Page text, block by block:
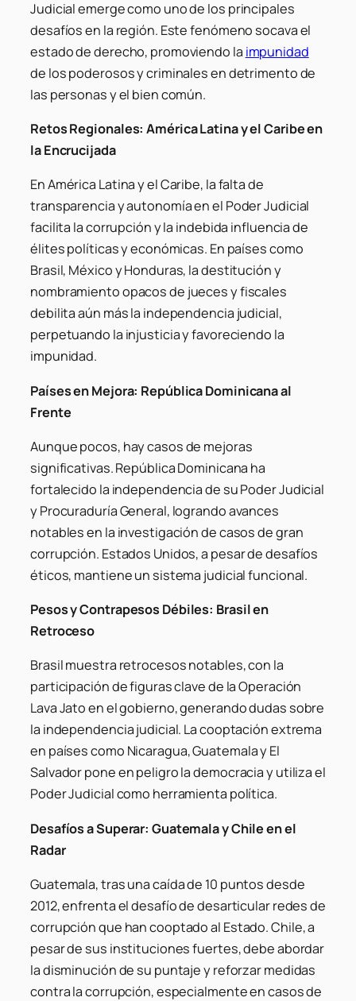
Judicial emerge como uno de los principales
desafíos en la región. Este fenómeno socava el
estado de derecho, promoviendo la impunidad
de los poderosos y criminales en detrimento de
las personas y el bien común.
Retos Regionales: América Latina y el Caribe en
la Encrucijada
En América Latina y el Caribe, la falta de
transparencia y autonomía en el Poder Judicial
facilita la corrupción y la indebida influencia de
élites políticas y económicas. En países como
Brasil, México y Honduras, la destitución y
nombramiento opacos de jueces y fiscales
debilita aún más la independencia judicial,
perpetuando la injusticia y favoreciendo la
impunidad.
Países en Mejora: República Dominicana al
Frente
Aunque pocos, hay casos de mejoras
significativas. República Dominicana ha
fortalecido la independencia de su Poder Judicial
y Procuraduría General, logrando avances
notables en la investigación de casos de gran
corrupción. Estados Unidos, a pesar de desafíos
éticos, mantiene un sistema judicial funcional.
Pesos y Contrapesos Débiles: Brasil en
Retroceso
Brasil muestra retrocesos notables, con la
participación de figuras clave de la Operación
Lava Jato en el gobierno, generando dudas sobre
la independencia judicial. La cooptación extrema
en países como Nicaragua, Guatemala y El
Salvador pone en peligro la democracia y utiliza el
Poder Judicial como herramienta política.
Desafíos a Superar: Guatemala y Chile en el
Radar
Guatemala, tras una caída de 10 puntos desde
2012, enfrenta el desafío de desarticular redes de
corrupción que han cooptado al Estado. Chile, a
pesar de sus instituciones fuertes, debe abordar
la disminución de su puntaje y reforzar medidas
contra la corrupción, especialmente en casos de